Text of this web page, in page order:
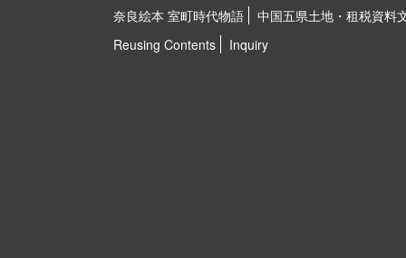
奈良絵本 室町時代物語
中国五県土地・租税資料
Reusing Contents
Inquiry